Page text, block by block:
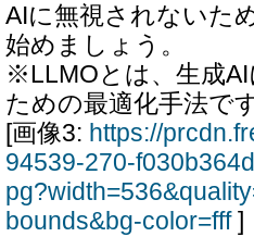
AIに無視されないた
始めましょう。
※LLMOとは、生成
ための最適化手法です
[画像3: https://
94539-270-
bounds&bg-color=fff]